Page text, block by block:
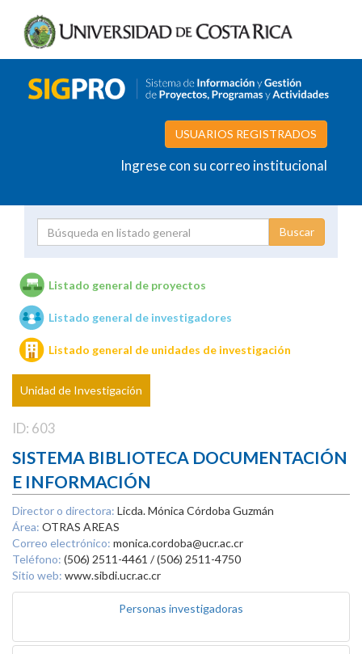
USUARIOS REGISTRADOS
Ingrese con su correo institucional
Unidades de investigación
Listado general de proyectos
Listado general de investigadores
Listado general de unidades de investigación
Unidad de Investigación
ID: 603
SISTEMA BIBLIOTECA DOCUMENTACIÓN
E INFORMACIÓN
Director o directora: Licda. Mónica Córdoba Guzmán
Área: OTRAS AREAS
Correo electrónico: monica.cordoba@ucr.ac.cr
Teléfono: (506) 2511-4461 / (506) 2511-4750
Sitio web: www.sibdi.ucr.ac.cr
Personas investigadoras